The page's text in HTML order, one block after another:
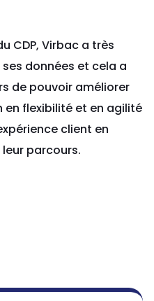
CDP, Virbac a très
données et cela a
de pouvoir améliorer
en flexibilité et en agilité
client en
parcours.